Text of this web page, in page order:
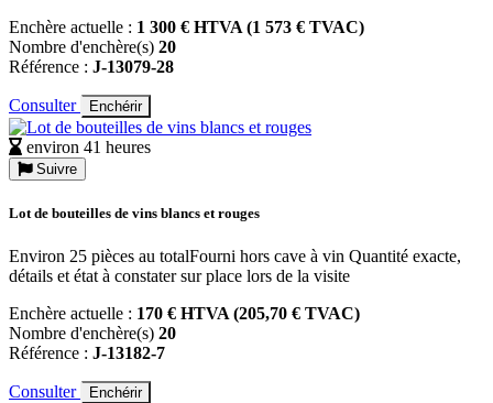
Enchère actuelle : 1 300 € HTVA (1 573 € TVAC)
Nombre d'enchère(s) 20
Référence : J-13079-28
Consulter Enchérir
environ 41 heures
Suivre
Lot de bouteilles de vins blancs et rouges
Environ 25 pièces au totalFourni hors cave à vin Quantité exacte,
détails et état à constater sur place lors de la visite
Enchère actuelle : 170 € HTVA (205,70 € TVAC)
Nombre d'enchère(s) 20
Référence : J-13182-7
Consulter Enchérir